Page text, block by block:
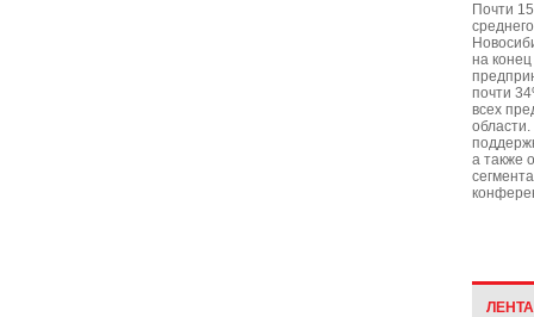
Почти
на
почти
всех
а также